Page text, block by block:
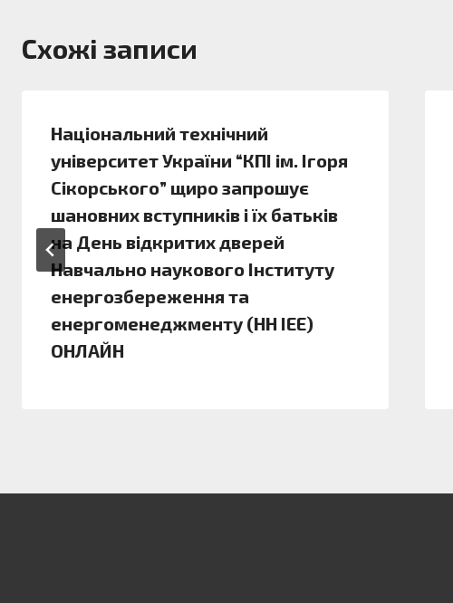
Схожі записи
Національний технічний
університет України “КПІ ім. Ігоря
Сікорського” щиро запрошує
шановних вступників і їх батьків
на День відкритих дверей
Навчально наукового Інституту
енергозбереження та
енергоменеджменту (НН ІЕЕ)
ОНЛАЙН